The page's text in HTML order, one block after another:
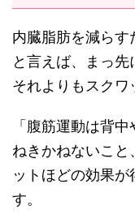
内臓脂肪を減ら
と言えば、まっ先
それよりもスクワ
「腹筋運動は背
ねきかねないこと
ットほどの効果が
す。